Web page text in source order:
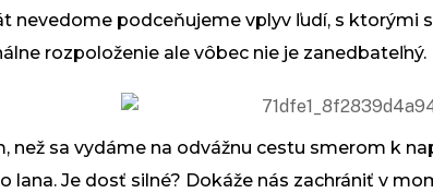
nevedome podceňujeme vplyv ľudí, s ktorými
rozpoloženie ale vôbec nie je zanedbateľný.
než sa vydáme na odvážnu cestu smerom k
lana. Je dosť silné? Dokáže nás zachrániť v